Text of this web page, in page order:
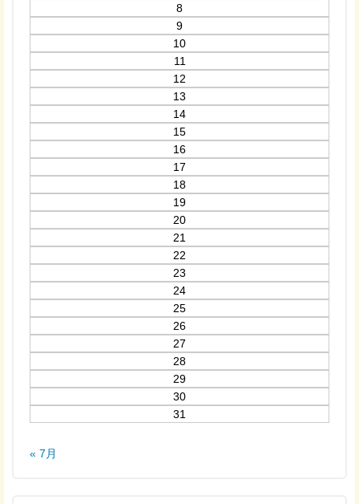
8
9
10
11
12
13
14
15
16
17
18
19
20
21
22
23
24
25
26
27
28
29
30
31
« 7月